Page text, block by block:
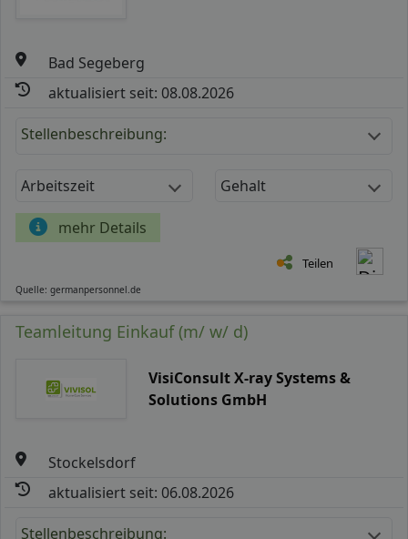
Bad Segeberg
aktualisiert seit: 08.08.2026
Stellenbeschreibung:
Arbeitszeit Gehalt
mehr Details
Teilen
Quelle: germanpersonnel.de
Teamleitung Einkauf (m/ w/ d)
VisiConsult X-ray Systems &
Solutions GmbH
Stockelsdorf
aktualisiert seit: 06.08.2026
Stellenbeschreibung: